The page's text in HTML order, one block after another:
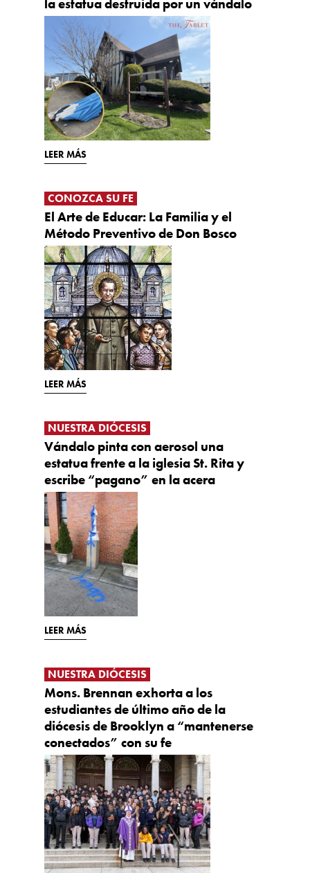
la estatua destruida por un vándalo
LEER MÁS
CONOZCA SU FE
El Arte de Educar: La Familia y el
Método Preventivo de Don Bosco
LEER MÁS
NUESTRA DIÓCESIS
Vándalo pinta con aerosol una
estatua frente a la iglesia St. Rita y
escribe “pagano” en la acera
LEER MÁS
NUESTRA DIÓCESIS
Mons. Brennan exhorta a los
estudiantes de último año de la
diócesis de Brooklyn a “mantenerse
conectados” con su fe